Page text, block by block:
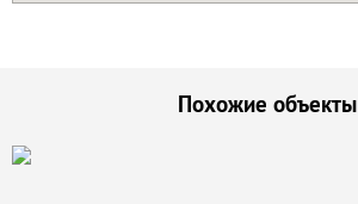
Похожие объекты